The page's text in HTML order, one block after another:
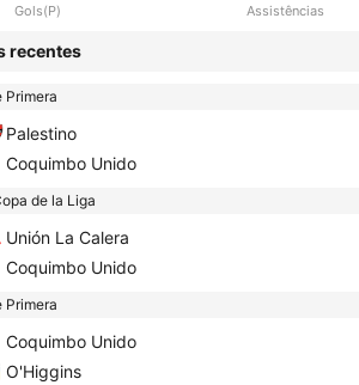
Gols(P) Assistências
recentes
Primera
Palestino
Coquimbo Unido
de la Liga
Unión La Calera
Coquimbo Unido
Primera
Coquimbo Unido
O'Higgins